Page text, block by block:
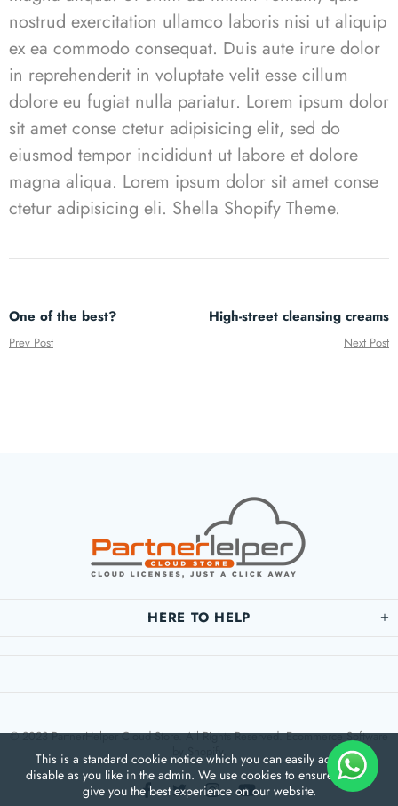
nostrud exercitation ullamco laboris nisi ut aliquip
ex ea commodo consequat. Duis aute irure dolor
in reprehenderit in voluptate velit esse cillum
dolore eu fugiat nulla pariatur. Lorem ipsum dolor
sit amet conse ctetur adipisicing elit, sed do
eiusmod tempor incididunt ut labore et dolore
magna aliqua. Lorem ipsum dolor sit amet conse
ctetur adipisicing eli. Shella Shopify Theme.
One of the best?
Prev Post
High-street cleansing creams
Next Post
HERE TO HELP
© 2023 PartnerHelper Cloud Store. All Rights Reserved. Ecommerce Software
by Shopify.
This is a standard cookie notice which you can easily adapt or
disable as you like in the admin. We use cookies to ensure that we
give you the best experience on our website.